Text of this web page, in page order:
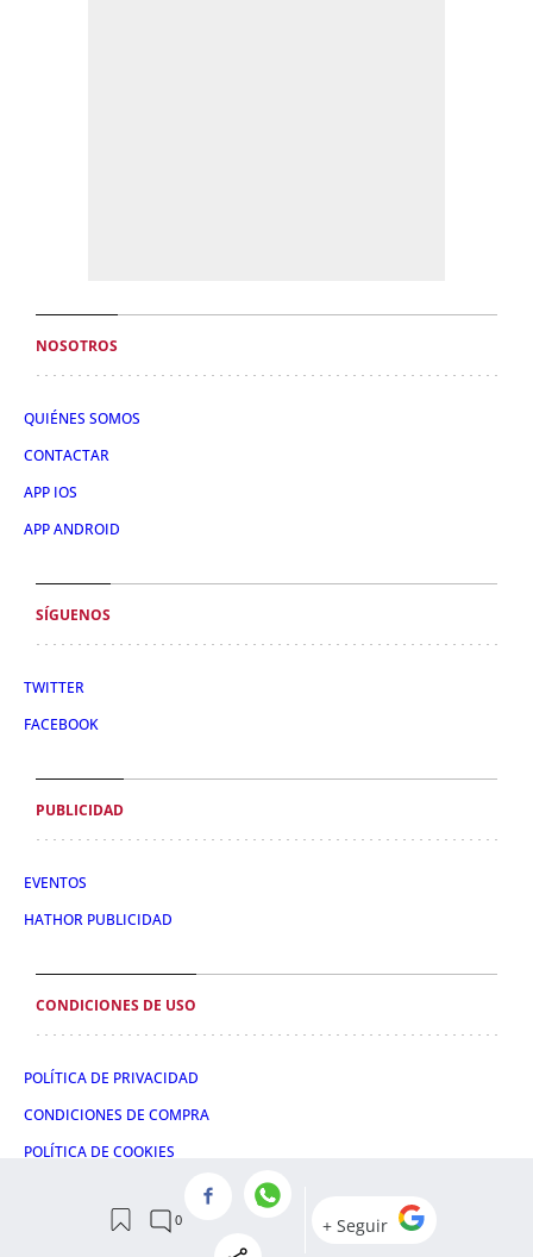
NOSOTROS
QUIÉNES SOMOS
CONTACTAR
APP IOS
APP ANDROID
SÍGUENOS
TWITTER
FACEBOOK
PUBLICIDAD
EVENTOS
HATHOR PUBLICIDAD
CONDICIONES DE USO
POLÍTICA DE PRIVACIDAD
CONDICIONES DE COMPRA
POLÍTICA DE COOKIES